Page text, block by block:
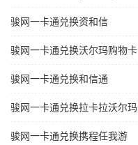
骏网一卡通兑换资和信
骏网一卡通兑换沃尔玛购物卡
骏网一卡通兑换和信通
骏网一卡通兑换拉卡拉沃尔玛
骏网一卡通兑换携程任我游